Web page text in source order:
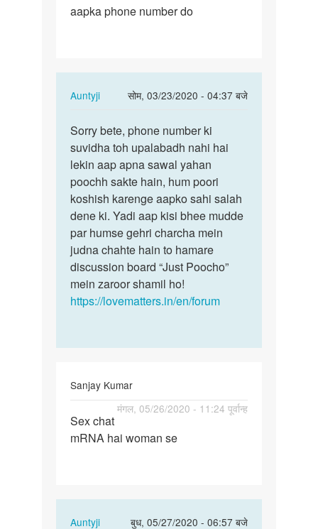
aapka
aapka phone number do
Auntyji
सोम, 03/23/2020 - 04:37 बजे
In
to
aapka
phone
number
do
by
play
boy
Sorry
bete,
phone
number
ki…
Sorry bete, phone number ki
suvidha toh upalabadh nahi hai
lekin aap apna sawal yahan
poochh sakte hain, hum poori
koshish karenge aapko sahi salah
dene ki. Yadi aap kisi bhee mudde
par humse gehri charcha mein
judna chahte hain to hamare
discussion board “Just Poocho”
mein zaroor shamil ho!
https://lovematters.in/en/forum
Sanjay Kumar
मंगल, 05/26/2020 - 11:24 पूर्वान्ह
Sex
chat
Sex chat
mRNA hai woman se
Auntyji बुध, 05/27/2020 - 06:57 बजे
In